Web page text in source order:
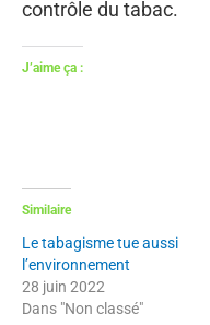
contrôle du tabac.
J’aime ça :
Similaire
Le tabagisme tue aussi
l’environnement
28 juin 2022
Dans "Non classé"